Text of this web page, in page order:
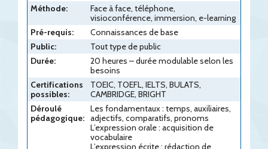
Méthode:
Face à face, téléphone,
visioconférence, immersion, e-learning
Pré-requis:
Connaissances de base
Public:
Tout type de public
Durée:
20 heures – durée modulable selon les
besoins
Certifications
possibles:
TOEIC, TOEFL, IELTS, BULATS,
CAMBRIDGE, BRIGHT
Déroulé
pédagogique:
Les fondamentaux : temps, auxiliaires,
adjectifs, comparatifs, pronoms
L’expression orale : acquisition de
vocabulaire
L’expression écrite : rédaction de